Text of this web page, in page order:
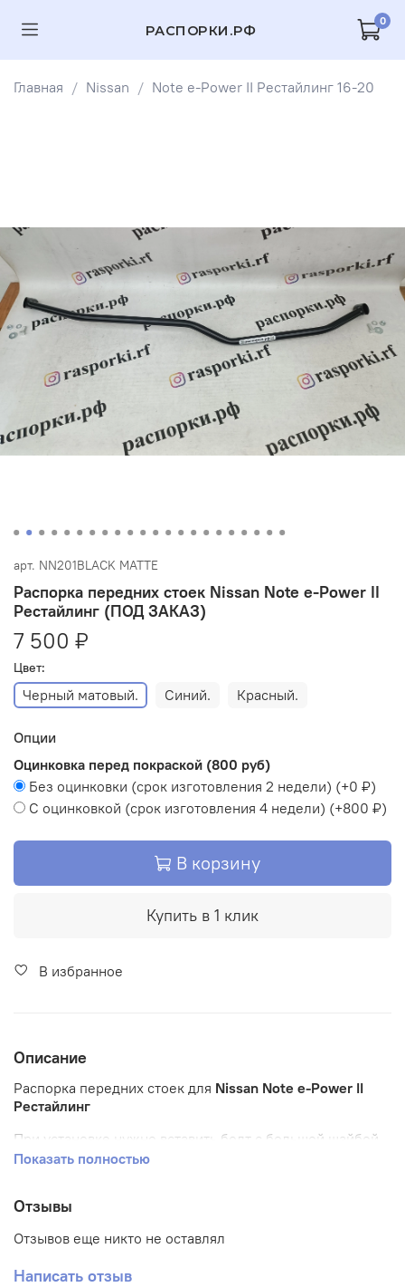
РАСПОРКИ.РФ
0
Главная Nissan Note e-Power II Рестайлинг 16-20
арт. NN201BLACK MATTE
Распорка передних стоек Nissan Note e-Power II
Рестайлинг (ПОД ЗАКАЗ)
7 500 ₽
Цвет:
Черный матовый. Синий. Красный.
Опции
Оцинковка перед покраской (800 руб)
Без оцинковки (срок изготовления 2 недели) (+0 ₽)
С оцинковкой (срок изготовления 4 недели) (+800 ₽)
В корзину
Купить в 1 клик
В избранное
Описание
Распорка передних стоек для Nissan Note e-Power II
Рестайлинг
При установке нужно вставить болт с большой шайбой
изнутри стакана. и закрутить с малой шайбой и гайкой
Изделие изготавливается под заказ!!! После
предоплаты.
возможны другие цвета под заказ!!!
Показать полностью
Отзывы
Отзывов еще никто не оставлял
Написать отзыв